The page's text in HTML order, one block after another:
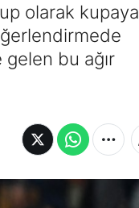
olarak kupaya
bu ağır